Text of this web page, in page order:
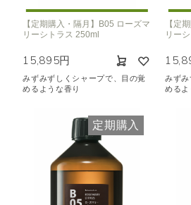
【定期購入・隔月】B05 ローズマ
リーシトラス 250ml
15,895円
みずみずしくシャープで、目の覚
めるような香り
【定
リー
みずみ
めるよ
定期購入